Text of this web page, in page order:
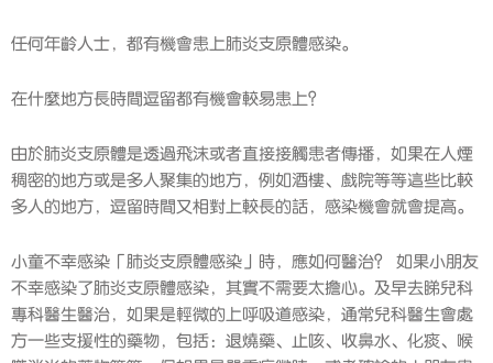
任何年齡人士，都有機會患上肺炎支原體感染。
在什麼地方長時間逗留都有機會較易患上？
由於肺炎支原體是透過飛沫或者直接接觸患者傳播，如果在人煙
稠密的地方或是多人聚集的地方，例如酒樓、戲院等等這些比較
多人的地方，逗留時間又相對上較長的話，感染機會就會提高。
小童不幸感染「肺炎支原體感染」時，應如何醫治？ 如果小朋友
不幸感染了肺炎支原體感染，其實不需要太擔心。及早去睇兒科
專科醫生醫治，如果是輕微的上呼吸道感染，通常兒科醫生會處
方一些支援性的藥物，包括：退燒藥、止咳、收鼻水、化痰、喉